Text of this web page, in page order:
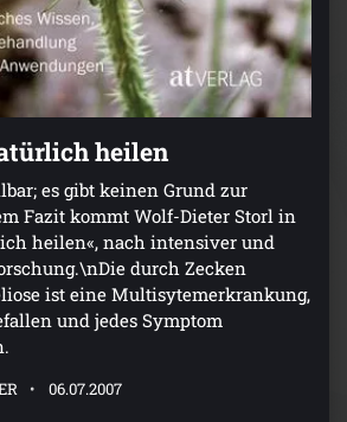
heilen
es gibt keinen Grund zur
Fazit kommt Wolf-Dieter Storl in
heilen«, nach intensiver und
durch Zecken
ist eine Multisytemerkrankung,
und jedes Symptom
06.07.2007